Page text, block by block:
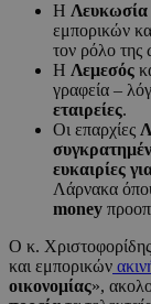
Η Λευκωσία
εμπορικών
τον ρόλο της
Η Λεμεσός
γραφεία –
εταιρείες.
Οι επαρχίες
ευκαιρίες
Λάρνακα
money
Ο κ.
και εμπορικών
οικονομίας»,